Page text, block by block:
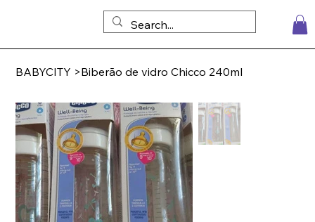
BABYCITY >Biberão de vidro Chicco 240ml